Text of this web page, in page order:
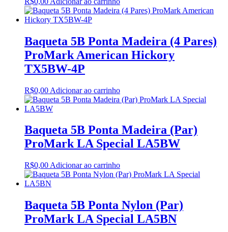
Baqueta 5B Ponta Madeira (4 Pares)
ProMark American Hickory
TX5BW-4P
R$0,00 Adicionar ao carrinho
Baqueta 5B Ponta Madeira (Par)
ProMark LA Special LA5BW
R$0,00 Adicionar ao carrinho
Baqueta 5B Ponta Nylon (Par)
ProMark LA Special LA5BN